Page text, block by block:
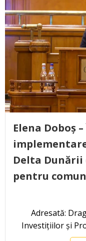
Elena Doboș
Delta Dunării
pentru
Adresată:
Investițiilor și